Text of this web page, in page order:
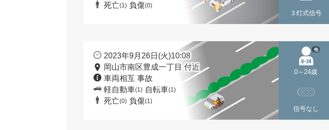
死亡(1) 負傷(0)
３灯式信号
2023年9月26日(火)10:08
岡山市南区豊成一丁目 付近
車両相互 事故
軽自動車(1) 自転車(1)
死亡(0) 負傷(1)
0～24歳
他
信号なし